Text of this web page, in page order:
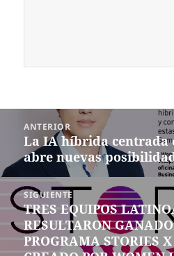
Navegación
entradas
ANTERIOR
Entrada
anterior:
La IA híbrida centrada
abre nuevas
SIGUIENTE
Siguiente
entrada:
TRES EQUIPOS
RESULTARON
PROGRAMA STORIES